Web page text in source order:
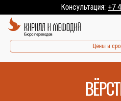
Консультация: +7
Цены и